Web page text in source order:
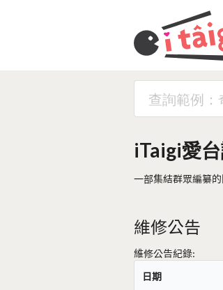
iTaigi愛
一部集結群眾編纂
維修公告
維修公告紀錄:
日期